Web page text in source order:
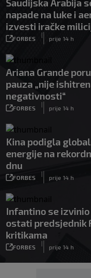
Saudijska Arabija
napade na luke i
izvesti iračke
FORBES
|
prije 14 h
Ariana Grande
pauza „nije
negativnosti“
FORBES
|
prije 14 h
Kina podigla
energije na
dnu
FORBES
|
prije 14 h
Infantino se izvinio
ostati predsjednik
kritikama
FORBES
|
prije 14 h